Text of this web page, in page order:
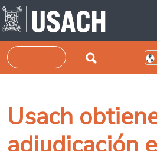
Pasar al contenido principal
Buscar
Usach